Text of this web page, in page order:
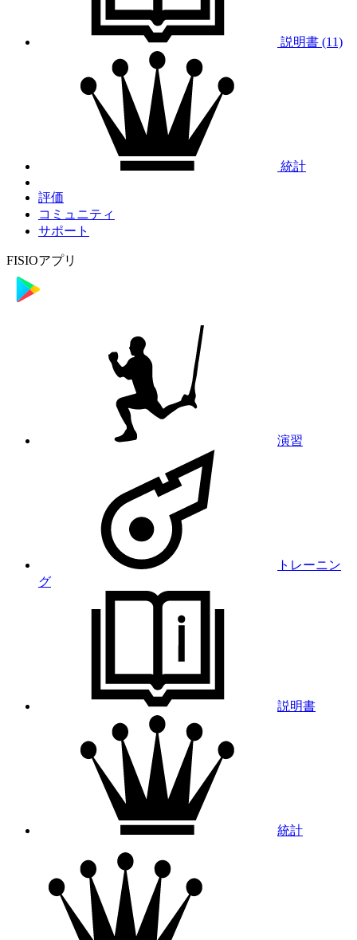
説明書 (11)
統計
評価
コミュニティ
サポート
FISIOアプリ
演習
トレーニン
グ
説明書
統計